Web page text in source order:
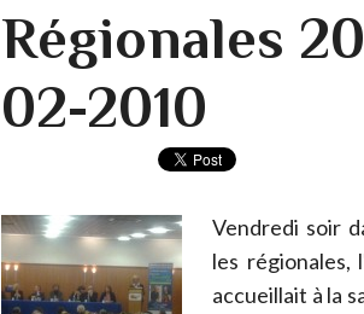
Régionales
02-2010
Vendredi soir
les régionales,
accueillait à la